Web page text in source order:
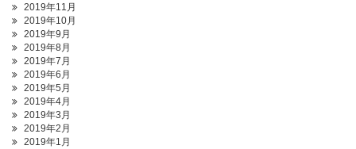
2019年11月
2019年10月
2019年9月
2019年8月
2019年7月
2019年6月
2019年5月
2019年4月
2019年3月
2019年2月
2019年1月